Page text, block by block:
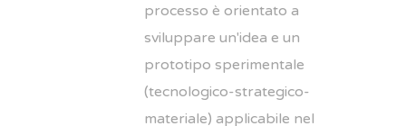
processo è orientato a
sviluppare un'idea e un
prototipo sperimentale
(tecnologico-strategico-
materiale) applicabile nel